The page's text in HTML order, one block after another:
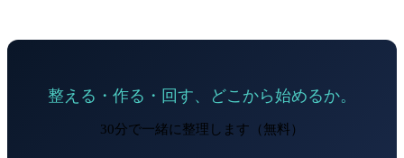
整える・作る・回す、どこから始めるか。
30分で一緒に整理します（無料）